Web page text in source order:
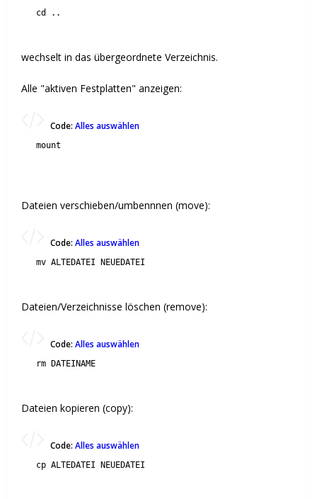
cd ..
wechselt in das übergeordnete Verzeichnis.
Alle "aktiven Festplatten" anzeigen:
Code: Alles auswählen
mount
Dateien verschieben/umbennnen (move):
Code: Alles auswählen
mv ALTEDATEI NEUEDATEI
Dateien/Verzeichnisse löschen (remove):
Code: Alles auswählen
rm DATEINAME
Dateien kopieren (copy):
Code: Alles auswählen
cp ALTEDATEI NEUEDATEI